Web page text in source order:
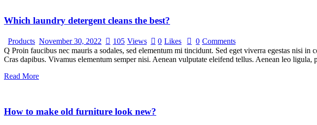
Which laundry detergent cleans the best?
Products November 30, 2022 105 Views 0 Likes 0 Comments
Q Proin faucibus nec mauris a sodales, sed elementum mi tincidunt. Sed eget viverra egestas nisi
Cras dapibus. Vivamus elementum semper nisi. Aenean vulputate eleifend tellus. Aenean leo
Read More
How to make old furniture look new?